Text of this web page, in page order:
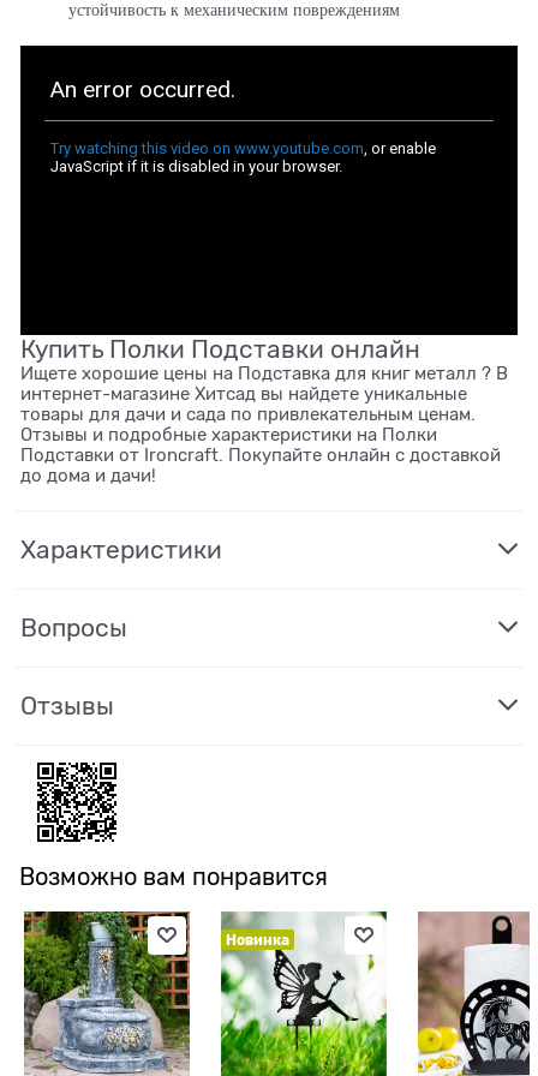
устойчивость к механическим повреждениям
Купить Полки Подставки онлайн
Ищете хорошие цены на Подставка для книг металл ? В
интернет-магазине Хитсад вы найдете уникальные
товары для дачи и сада по привлекательным ценам.
Отзывы и подробные характеристики на Полки
Подставки от Ironcraft. Покупайте онлайн с доставкой
до дома и дачи!
Характеристики
Вопросы
Отзывы
Возможно вам понравится
Новинка